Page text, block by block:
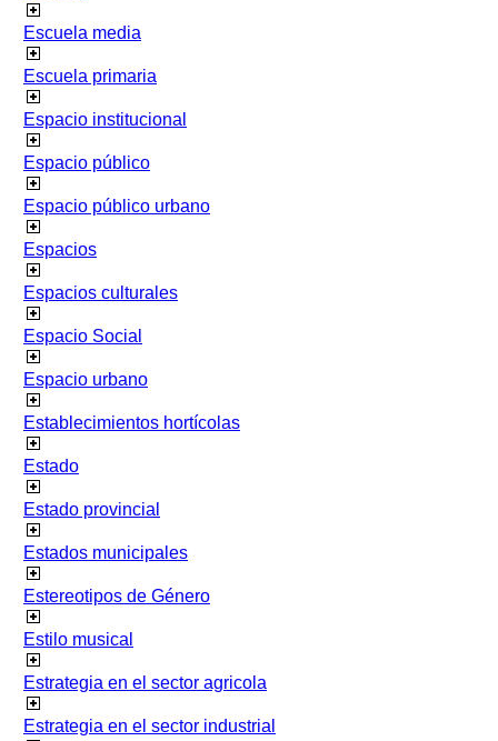
Escuela media
Escuela primaria
Espacio institucional
Espacio público
Espacio público urbano
Espacios
Espacios culturales
Espacio Social
Espacio urbano
Establecimientos hortícolas
Estado
Estado provincial
Estados municipales
Estereotipos de Género
Estilo musical
Estrategia en el sector agricola
Estrategia en el sector industrial